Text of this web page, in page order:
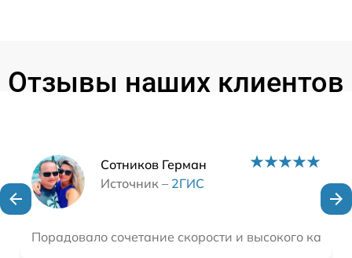
Отзывы наших клиентов
Сотников Герман
Источник – 2ГИС
Порадовало сочетание скорости и высокого
Наши мастера